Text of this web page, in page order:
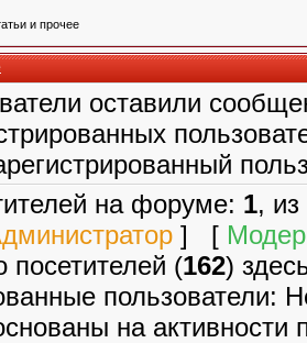
и прочее
оставили
на форуме: 1,
] [
посетителей (162)
пользователи:
на активности